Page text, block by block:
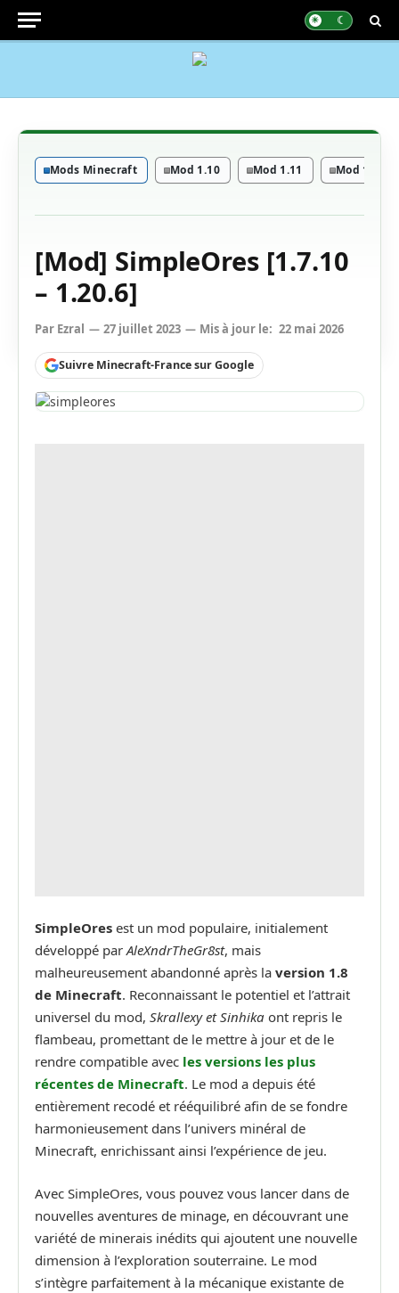
Mods Minecraft Mod 1.10 Mod 1.11 Mod 1.12
[Mod] SimpleOres [1.7.10
– 1.20.6]
Par Ezral 27 juillet 2023 Mis à jour le: 22 mai 2026
Suivre Minecraft-France sur Google
SimpleOres est un mod populaire, initialement
développé parAleXndrTheGr8st, mais
malheureusement abandonné après la version 1.8
de Minecraft. Reconnaissant le potentiel et l’attrait
universel du mod, Skrallexy et Sinhika ont repris le
flambeau, promettant de le mettre à jour et de le
rendre compatible avec les versions les plus
récentes de Minecraft. Le mod a depuis été
entièrement recodé et rééquilibré afin de se fondre
harmonieusement dans l’univers minéral de
Minecraft, enrichissant ainsi l’expérience de jeu.
Avec SimpleOres, vous pouvez vous lancer dans de
nouvelles aventures de minage, en découvrant une
variété de minerais inédits qui ajoutent une nouvelle
dimension à l’exploration souterraine. Le mod
s’intègre parfaitement à la mécanique existante de